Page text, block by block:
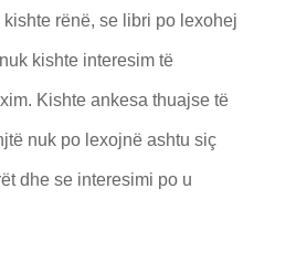
rënë, se libri po lexohej
kishte interesim të
Kishte ankesa thuajse të
nuk po lexojnë ashtu siç
dhe se interesimi po u